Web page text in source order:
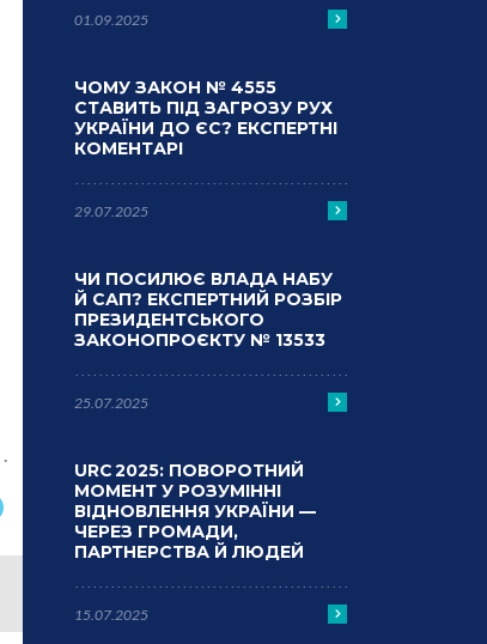
01.09.2025
ЧОМУ ЗАКОН № 4555
СТАВИТЬ ПІД ЗАГРОЗУ РУХ
УКРАЇНИ ДО ЄС? ЕКСПЕРТНІ
КОМЕНТАРІ
29.07.2025
ЧИ ПОСИЛЮЄ ВЛАДА НАБУ
Й САП? ЕКСПЕРТНИЙ РОЗБІР
ПРЕЗИДЕНТСЬКОГО
ЗАКОНОПРОЄКТУ № 13533
25.07.2025
URC 2025: ПОВОРОТНИЙ
МОМЕНТ У РОЗУМІННІ
ВІДНОВЛЕННЯ УКРАЇНИ —
ЧЕРЕЗ ГРОМАДИ,
ПАРТНЕРСТВА Й ЛЮДЕЙ
15.07.2025